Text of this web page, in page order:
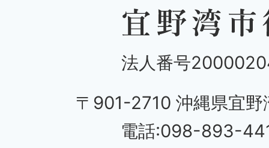
法人番号
〒901-2710 沖縄県宜野
電話:098-893-